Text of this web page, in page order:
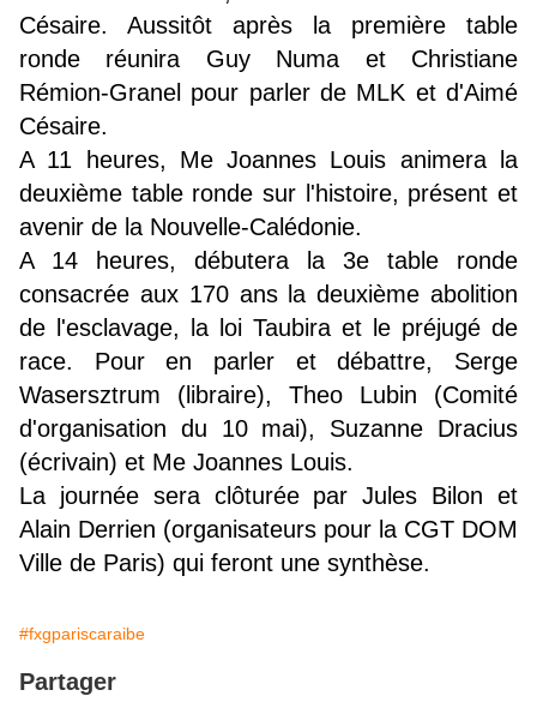
Césaire. Aussitôt après la première table
ronde réunira Guy Numa et Christiane
Rémion-Granel pour parler de MLK et d'Aimé
Césaire.
A 11 heures, Me Joannes Louis animera la
deuxième table ronde sur l'histoire, présent et
avenir de la Nouvelle-Calédonie.
A 14 heures, débutera la 3e table ronde
consacrée aux 170 ans la deuxième abolition
de l'esclavage, la loi Taubira et le préjugé de
race. Pour en parler et débattre, Serge
Wasersztrum (libraire), Theo Lubin (Comité
d'organisation du 10 mai), Suzanne Dracius
(écrivain) et Me Joannes Louis.
La journée sera clôturée par Jules Bilon et
Alain Derrien (organisateurs pour la CGT DOM
Ville de Paris) qui feront une synthèse.
#fxgpariscaraibe
Partager